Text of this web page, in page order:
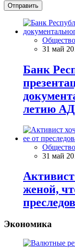
Отправить
Общество
31 май
Банк
летию
Общество
31 май
Активист
женой,
Экономика